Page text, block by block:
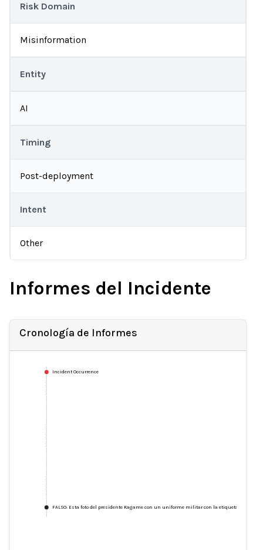
Risk Domain
Misinformation
Entity
AI
Timing
Post-deployment
Intent
Other
Informes del Incidente
Cronología de Informes
Incident Occurrence
FALSO: Esta foto del presidente Kagame con un uniforme militar con la etiqueta M23 está